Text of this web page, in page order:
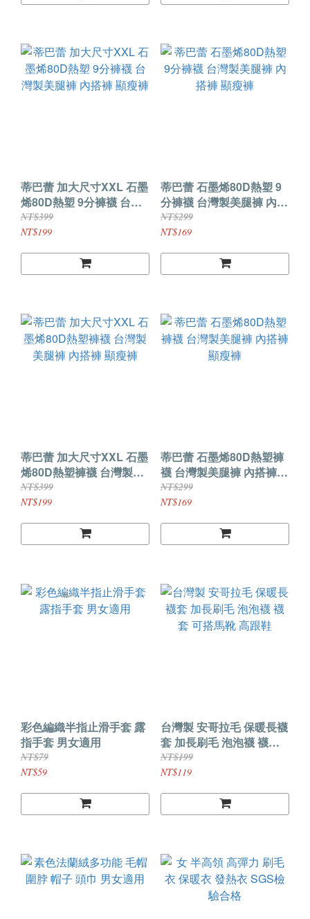
蒂巴蕾 加大尺寸XXL 石墨
烯80D熱塑 9分褲襪 台灣
製美腿褲 內搭褲 顯瘦褲
NT$399
NT$199
蒂巴蕾 石墨烯80D熱塑 9
分褲襪 台灣製美腿褲 內搭
褲 顯瘦褲
NT$299
NT$169
蒂巴蕾 加大尺寸XXL 石墨
烯80D熱塑褲襪 台灣製美
腿褲 內搭褲 顯瘦褲
NT$399
NT$199
蒂巴蕾 石墨烯80D熱塑褲
襪 台灣製美腿褲 內搭褲
顯瘦褲
NT$299
NT$169
彩色編織半指止滑手套 露
指手套 男女適用
NT$79
NT$59
台灣製 安哥拉毛 保暖長襪
套 加長刷毛 泡泡襪 襪套
可搭馬靴 高跟鞋
NT$199
NT$119